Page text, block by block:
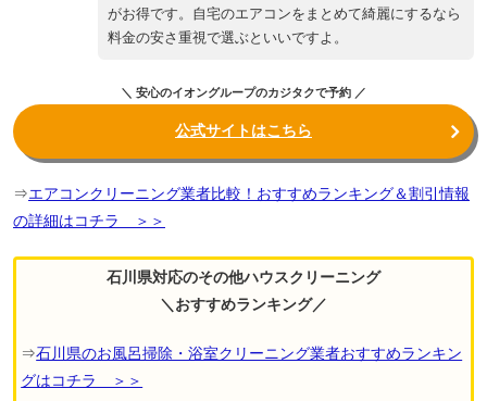
がお得です。自宅のエアコンをまとめて綺麗にするなら
料金の安さ重視で選ぶといいですよ。
＼ 安心のイオングループのカジタクで予約 ／
公式サイトはこちら
⇒エアコンクリーニング業者比較！おすすめランキング＆割引情報
の詳細はコチラ ＞＞
石川県対応のその他ハウスクリーニング
＼おすすめランキング／
⇒石川県のお風呂掃除・浴室クリーニング業者おすすめランキン
グはコチラ ＞＞